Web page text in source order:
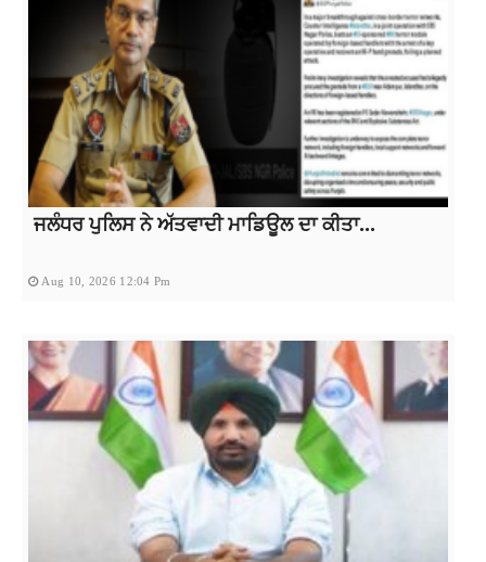
ਜਲੰਧਰ ਪੁਲਿਸ ਨੇ ਅੱਤਵਾਦੀ ਮਾਡਿਊਲ ਦਾ ਕੀਤਾ...
Aug 10, 2026 12:04 Pm